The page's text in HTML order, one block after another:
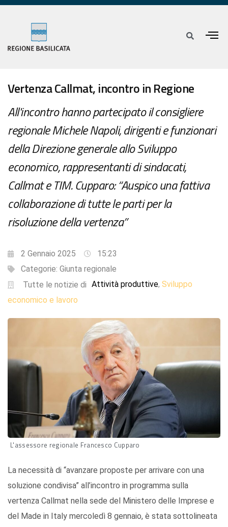
Vertenza Callmat, incontro in Regione
All'incontro hanno partecipato il consigliere
regionale Michele Napoli, dirigenti e funzionari
della Direzione generale allo Sviluppo
economico, rappresentanti di sindacati,
Callmat e TIM. Cupparo: “Auspico una fattiva
collaborazione di tutte le parti per la
risoluzione della vertenza”
2 Gennaio 2025
15:23
Categorie: Giunta regionale
Tutte le notizie di Attività produttive, Sviluppo
economico e lavoro
L'assessore regionale Francesco Cupparo
La necessità di “avanzare proposte per arrivare con una
soluzione condivisa” all’incontro in programma sulla
vertenza Callmat nella sede del Ministero delle Imprese e
del Made in Italy mercoledì 8 gennaio, è stata sottolineata